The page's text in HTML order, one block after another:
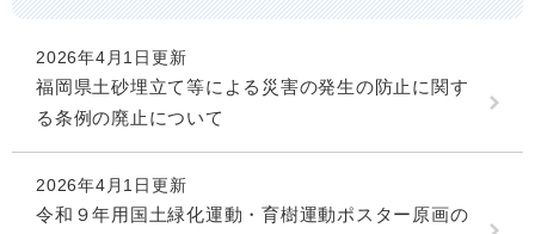
2026年4月1日更新
福岡県土砂埋立て等による災害の発生の防止に関す
る条例の廃止について
2026年4月1日更新
令和９年用国土緑化運動・育樹運動ポスター原画の